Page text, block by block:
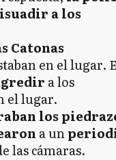
a los
Catonas
en el lugar.
a los
el lugar.
los
a un
las cámaras.